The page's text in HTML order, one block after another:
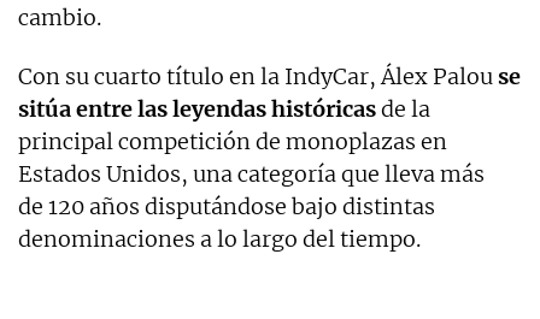
cambio.
Con su cuarto título en la IndyCar, Álex Palouse
sitúa entre las leyendas históricasde la
principal competición de monoplazas en
Estados Unidos, una categoría que lleva más
de 120 años disputándose bajo distintas
denominaciones a lo largo del tiempo.